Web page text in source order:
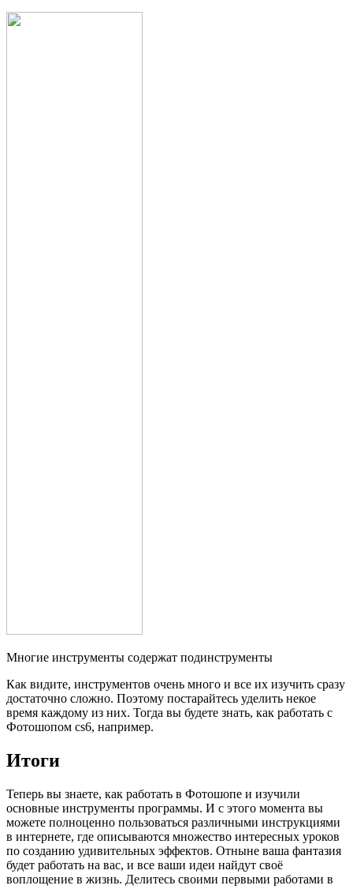
Многие инструменты содержат подинструменты
Как видите, инструментов очень много и все их изучить сразу
достаточно сложно. Поэтому постарайтесь уделить некое
время каждому из них. Тогда вы будете знать, как работать с
Фотошопом cs6, например.
Итоги
Теперь вы знаете, как работать в Фотошопе и изучили
основные инструменты программы. И с этого момента вы
можете полноценно пользоваться различными инструкциями
в интернете, где описываются множество интересных уроков
по созданию удивительных эффектов. Отныне ваша фантазия
будет работать на вас, и все ваши идеи найдут своё
воплощение в жизнь. Делитесь своими первыми работами в